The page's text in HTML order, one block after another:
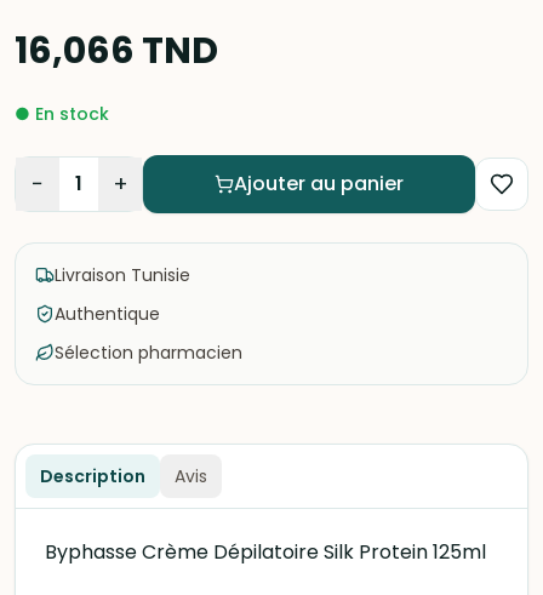
16,066 TND
● En stock
− 1 + Ajouter au panier
Livraison Tunisie
Authentique
Sélection pharmacien
Description Avis
Byphasse Crème Dépilatoire Silk Protein 125ml